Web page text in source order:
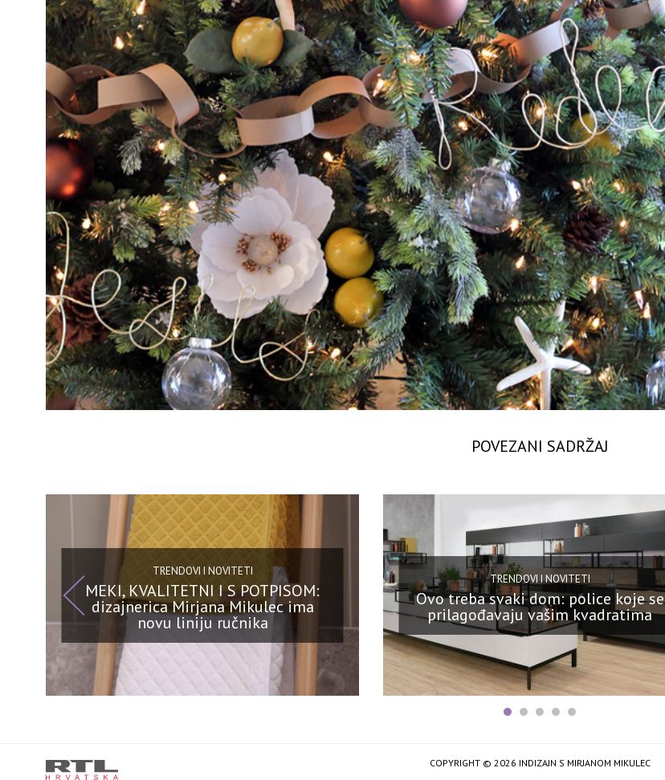
POVEZANI SADRŽAJ
TRENDOVI I NOVITETI
MEKI, KVALITETNI I S POTPISOM:
dizajnerica Mirjana Mikulec ima
novu liniju ručnika
TRENDOVI I NOVITETI
Ovo treba svaki dom: police koje se
prilagođavaju vašim kvadratima
COPYRIGHT © 2026 INDIZAJN S MIRJANOM MIKULEC